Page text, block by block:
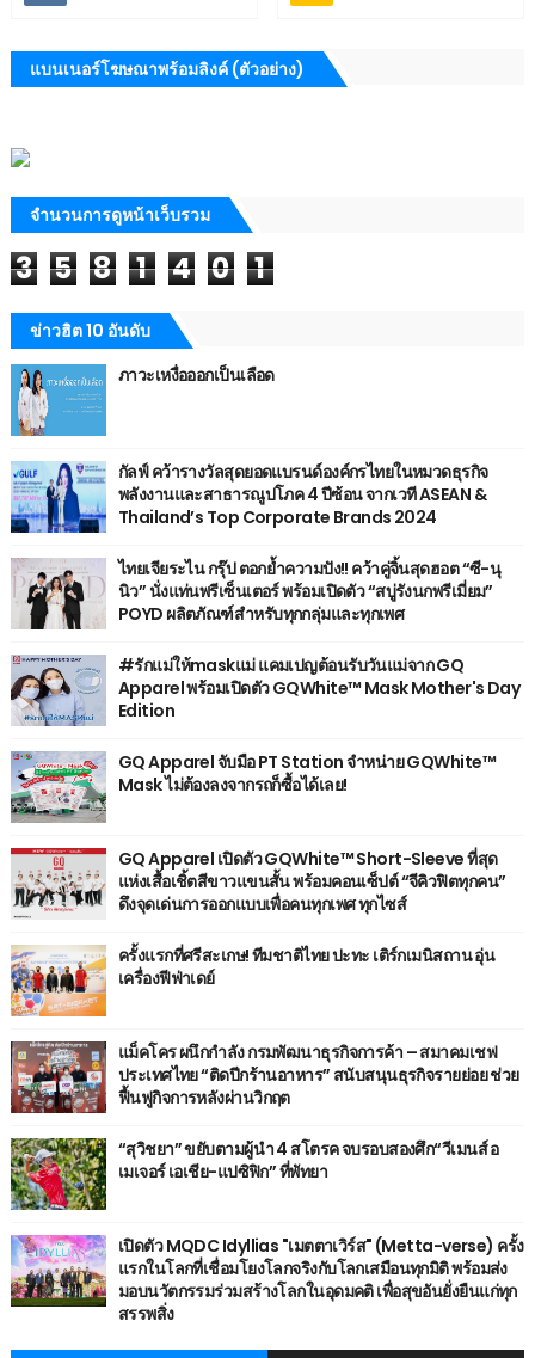
แบนเนอร์โฆษณาพร้อมลิงค์ (ตัวอย่าง)
จำนวนการดูหน้าเว็บรวม
3 5 8 1 4 0 1
ข่าวฮิต 10 อันดับ
ภาวะเหงื่อออกเป็นเลือด
กัลฟ์ คว้ารางวัลสุดยอดแบรนด์องค์กรไทยในหมวดธุรกิจ
พลังงานและสาธารณูปโภค 4 ปีซ้อน จากเวที ASEAN &
Thailand’s Top Corporate Brands 2024
ไทยเจียระไน กรุ๊ป ตอกย้ำความปัง!! คว้าคู่จิ้นสุดฮอต “ซี-นุ
นิว” นั่งแท่นพรีเซ็นเตอร์ พร้อมเปิดตัว “สบู่รังนกพรีเมี่ยม”
POYD ผลิตภัณฑ์สำหรับทุกกลุ่มและทุกเพศ
#รักแม่ให้maskแม่ แคมเปญต้อนรับวันแม่จาก GQ
Apparel พร้อมเปิดตัว GQWhite™ Mask Mother's Day
Edition
GQ Apparel จับมือ PT Station จำหน่าย GQWhite™
Mask ไม่ต้องลงจากรถก็ซื้อได้เลย!
GQ Apparel เปิดตัว GQWhite™ Short-Sleeve ที่สุด
แห่งเสื้อเชิ้ตสีขาวแขนสั้น พร้อมคอนเซ็ปต์ “จีคิวฟิตทุกคน”
ดึงจุดเด่นการออกแบบเพื่อคนทุกเพศ ทุกไซส์
ครั้งแรกที่ศรีสะเกษ! ทีมชาติไทย ปะทะ เติร์กเมนิสถาน อุ่น
เครื่องฟีฟ่าเดย์
แม็คโคร ผนึกกำลัง กรมพัฒนาธุรกิจการค้า – สมาคมเชฟ
ประเทศไทย “ติดปีกร้านอาหาร” สนับสนุนธุรกิจรายย่อย ช่วย
ฟื้นฟูกิจการหลังผ่านวิกฤต
“สุวิชยา” ขยับตามผู้นำ 4 สโตรค จบรอบสองศึก“วีเมนส์ อ
เมเจอร์ เอเชีย-แปซิฟิก” ที่พัทยา
เปิดตัว MQDC Idyllias "เมตตาเวิร์ส" (Metta-verse) ครั้ง
แรกในโลกที่เชื่อมโยงโลกจริงกับโลกเสมือนทุกมิติ พร้อมส่ง
มอบนวัตกรรมร่วมสร้างโลกในอุดมคติ เพื่อสุขอันยั่งยืนแก่ทุก
สรรพสิ่ง